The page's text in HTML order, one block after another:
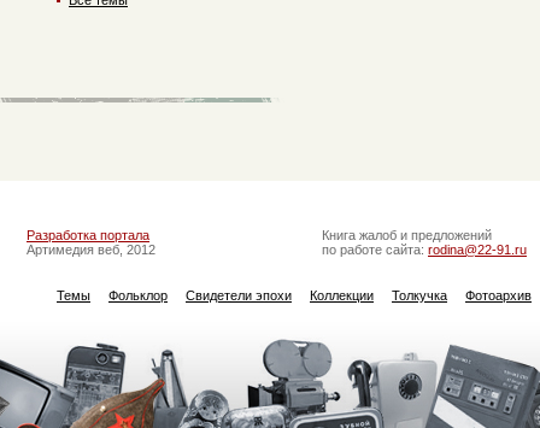
Разработка портала
Артимедия веб, 2012
Книга жалоб и предложений
по работе сайта: rodina@22-91.ru
Темы Фольклор Свидетели эпохи Коллекции Толкучка Фотоархив